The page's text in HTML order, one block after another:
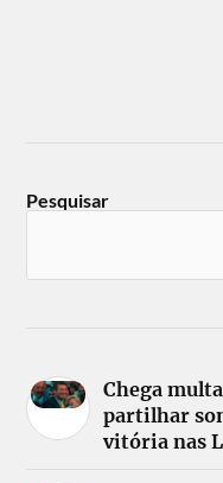
Pesquisar
Chega
partilhar
vitória nas